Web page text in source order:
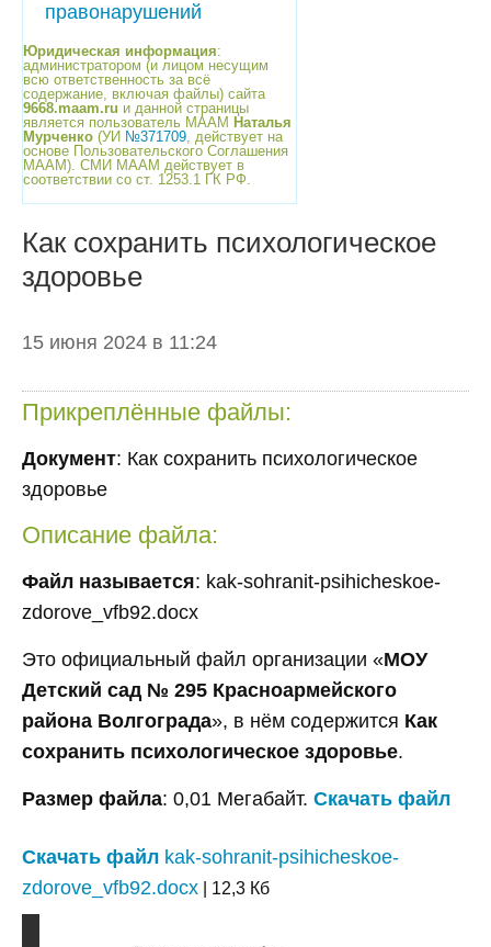
правонарушений
Юридическая информация:
администратором (и лицом несущим
всю ответственность за всё
содержание, включая файлы) сайта
9668.maam.ru и данной страницы
является пользователь МААМ Наталья
Мурченко (УИ №371709, действует на
основе Пользовательского Соглашения
МААМ). СМИ МААМ действует в
соответствии со ст. 1253.1 ГК РФ.
Как сохранить психологическое
здоровье
15 июня 2024 в 11:24
Прикреплённые файлы:
Документ: Как сохранить психологическое
здоровье
Описание файла:
Файл называется: kak-sohranit-psihicheskoe-
zdorove_vfb92.docx
Это официальный файл организации «МОУ
Детский сад № 295 Красноармейского
района Волгограда», в нём содержится Как
сохранить психологическое здоровье.
Размер файла: 0,01 Мегабайт. Скачать файл
Скачать файл kak-sohranit-psihicheskoe-
zdorove_vfb92.docx | 12,3 Кб